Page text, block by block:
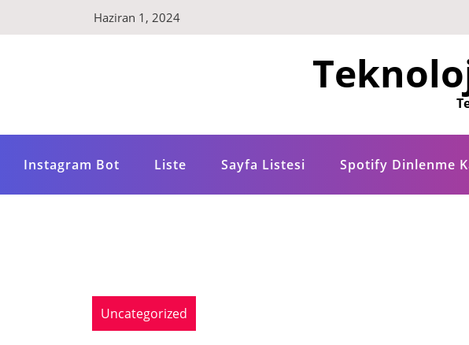
Haziran 1, 2024
Instagram Bot Liste Sayfa Listesi Spotify Dinlenme
Uncategorized